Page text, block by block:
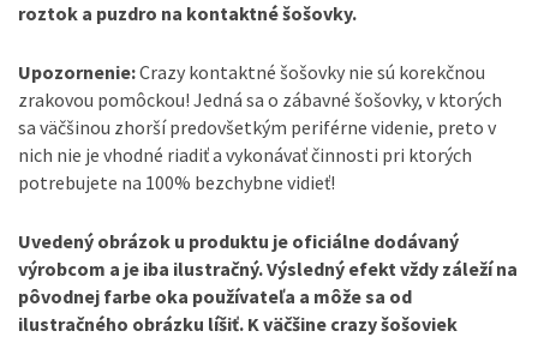
roztok a puzdro na kontaktné šošovky.
Upozornenie:Crazy kontaktné šošovky nie sú korekčnou
zrakovou pomôckou! Jedná sa o zábavné šošovky, v ktorých
sa väčšinou zhorší predovšetkým periférne videnie, preto v
nich nie je vhodné riadiť a vykonávať činnosti pri ktorých
potrebujete na 100% bezchybne vidieť!
Uvedený obrázok u produktu je oficiálne dodávaný
výrobcom a je iba ilustračný. Výsledný efekt vždy záleží na
pôvodnej farbe oka používateľa a môže sa od
ilustračného obrázku líšiť. K väčšine crazy šošoviek